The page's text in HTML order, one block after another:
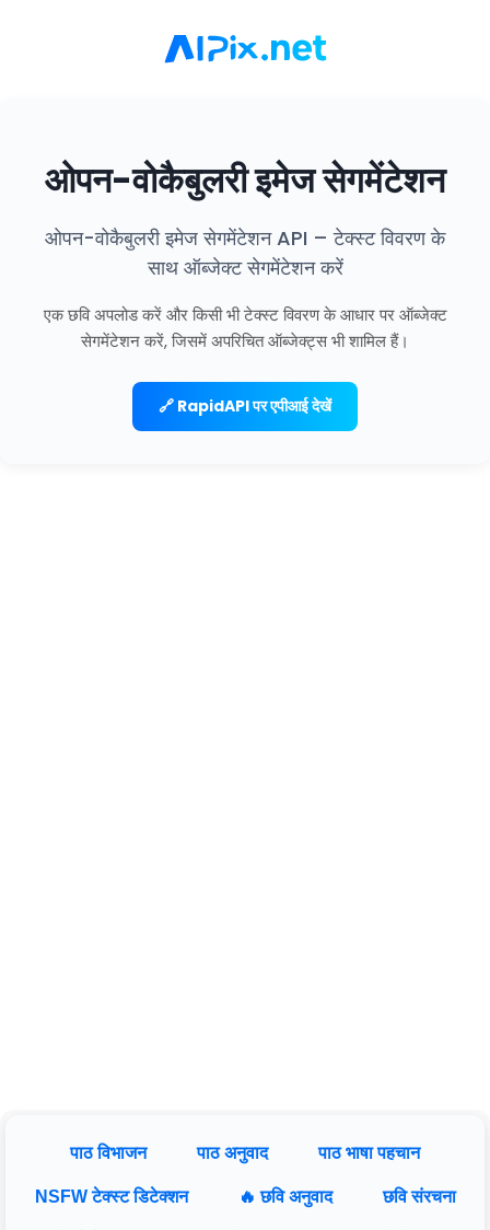
ओपन-वोकैबुलरी इमेज सेगमेंटेशन
ओपन-वोकैबुलरी इमेज सेगमेंटेशन API – टेक्स्ट विवरण के
साथ ऑब्जेक्ट सेगमेंटेशन करें
एक छवि अपलोड करें और किसी भी टेक्स्ट विवरण के आधार पर ऑब्जेक्ट
सेगमेंटेशन करें, जिसमें अपरिचित ऑब्जेक्ट्स भी शामिल हैं।
🔗 RapidAPI पर एपीआई देखें
पाठ विभाजन पाठ अनुवाद पाठ भाषा पहचान
NSFW टेक्स्ट डिटेक्शन 🔥 छवि अनुवाद छवि संरचना